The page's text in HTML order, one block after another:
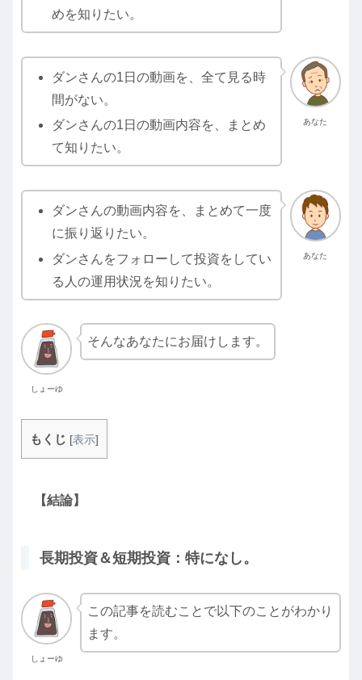
めを知りたい。
あなた
ダンさんの1日の動画を、全て見る時
間がない。
ダンさんの1日の動画内容を、まとめ
て知りたい。
あなた
ダンさんの動画内容を、まとめて一度
に振り返りたい。
ダンさんをフォローして投資をしてい
る人の運用状況を知りたい。
しょーゆ
そんなあなたにお届けします。
もくじ [表示]
【結論】
長期投資＆短期投資：特になし。
しょーゆ
この記事を読むことで以下のことがわかり
ます。